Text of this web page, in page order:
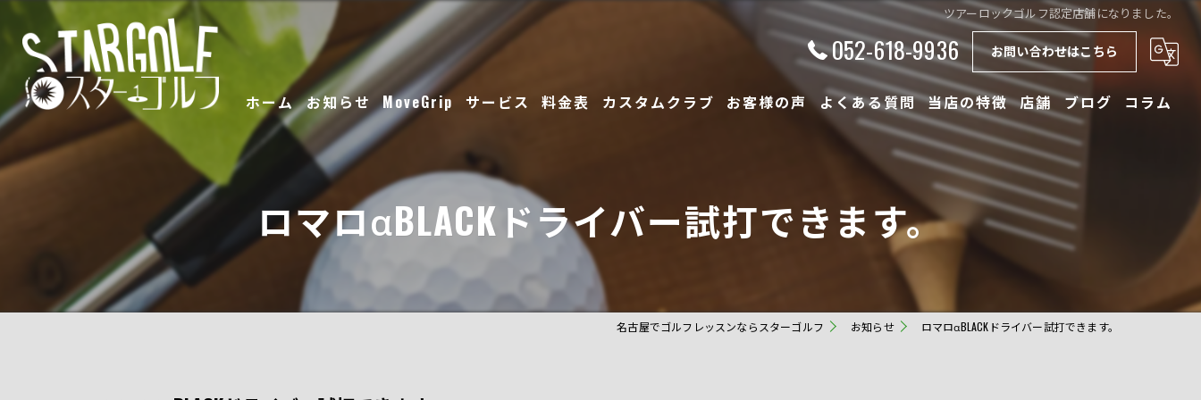
ツアーロックゴルフ認定店舗になりました。
052-618-9936 お問い合わせはこちら
ホーム お知らせ MoveGrip サービス
ギャラリー
料金表 カスタムクラブ お客様の声 よくある質問 当店の特徴
初心者
フィッティング
店舗 ブログ コラム
ロマロαBLACKドライバー試打できます。
名古屋でゴルフレッスンならスターゴルフ お知らせ ロマロαBLACKドライバー試打できます。